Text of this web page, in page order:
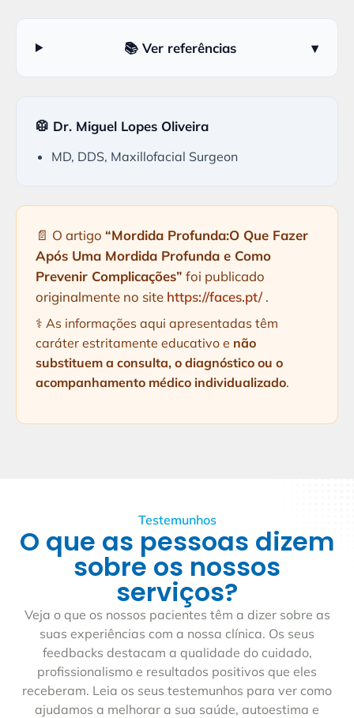
📚 Ver referências ▾
🥼 Dr. Miguel Lopes Oliveira
MD, DDS, Maxillofacial Surgeon
📄 O artigo “Mordida Profunda:O Que Fazer
Após Uma Mordida Profunda e Como
Prevenir Complicações” foi publicado
originalmente no site https://faces.pt/.
⚕️ As informações aqui apresentadas têm
caráter estritamente educativo e não
substituem a consulta, o diagnóstico ou o
acompanhamento médico individualizado.
Testemunhos
O que as pessoas dizem
sobre os nossos
serviços?
Veja o que os nossos pacientes têm a dizer sobre as
suas experiências com a nossa clínica. Os seus
feedbacks destacam a qualidade do cuidado,
profissionalismo e resultados positivos que eles
receberam. Leia os seus testemunhos para ver como
ajudamos a melhorar a sua saúde, autoestima e